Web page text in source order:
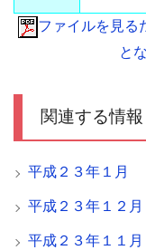
ファイルを見る
と
関連する情報
平成２３年１月
平成２３年１２月
平成２３年１１月